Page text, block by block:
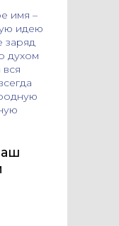
имя –
идею
заряд
духом